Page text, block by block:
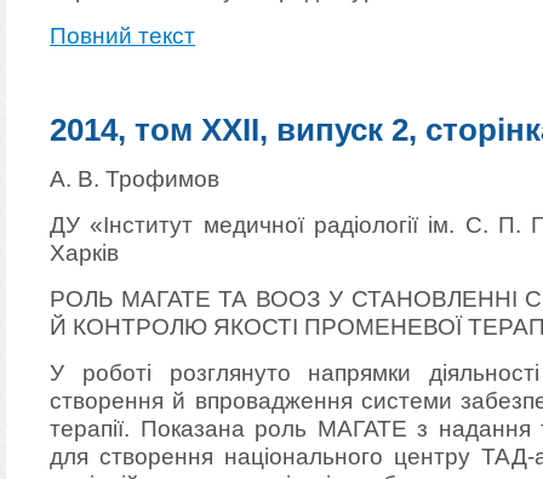
Повний текст
2014, том XXII, випуск 2,
А. В. Трофимов
ДУ «Інститут медичної радіології ім. С. П.
Харків
РОЛЬ МАГАТЕ ТА ВООЗ У СТАНОВЛЕННІ
Й КОНТРОЛЮ ЯКОСТІ ПРОМЕНЕВОЇ
У роботі розглянуто напрямки
створення й впровадження системи
терапії. Показана роль МАГАТЕ з надання
для створення національного центру ТАД-